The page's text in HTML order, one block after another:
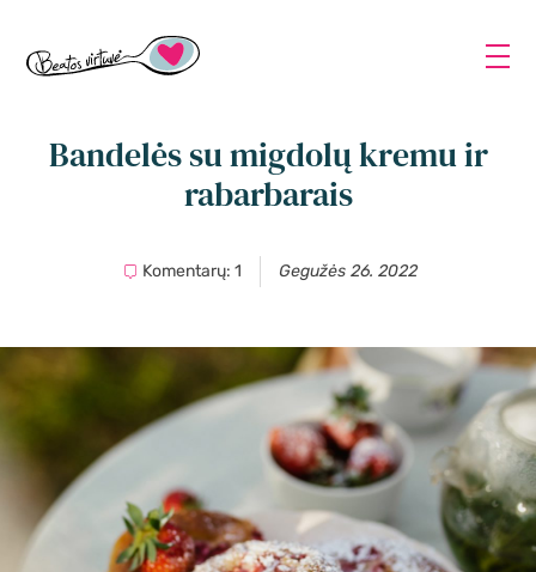
Bandelės su migdolų kremu ir
rabarbarais
Komentarų: 1 Gegužės 26. 2022